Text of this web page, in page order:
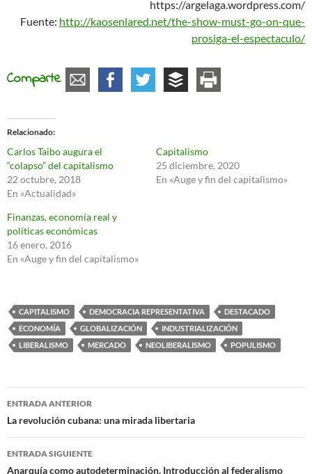
https://argelaga.wordpress.com/
Fuente: http://kaosenlared.net/the-show-must-go-on-que-
prosiga-el-espectaculo/
Comparte
Relacionado
Carlos Taibo augura el
“colapso” del capitalismo
22 octubre, 2018
En «Actualidad»
Capitalismo
25 diciembre, 2020
En «Auge y fin del capitalismo»
Finanzas, economía real y
políticas económicas
16 enero, 2016
En «Auge y fin del capitalismo»
CAPITALISMO DEMOCRACIA REPRESENTATIVA
DESTACADO
ECONOMÍA
GLOBALIZACIÓN
INDUSTRIALIZACIÓN
LIBERALISMO
MERCADO NEOLIBERALISMO POPULISMO
Navegación
de
entradas
ENTRADA ANTERIOR
La revolución cubana: una mirada libertaria
ENTRADA SIGUIENTE
Anarquía como autodeterminación. Introducción al federalismo